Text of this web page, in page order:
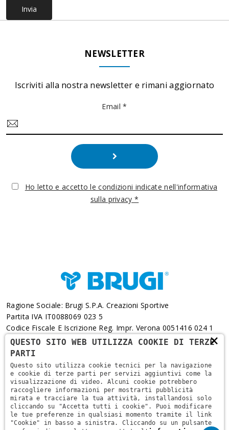
Invia
NEWSLETTER
Iscriviti alla nostra newsletter e rimani aggiornato
Email *
Ho letto e accetto le condizioni indicate nell'informativa
sulla privacy *
Ragione Sociale: Brugi S.p.A. Creazioni Sportive
Partita IVA IT0088069 023 5
Codice Fiscale E Iscrizione Reg. Impr. Verona 0051416 024 1
REA 166179 Verona -Cap. Soc. € 10.000.000 I.v. - Posiz.
Meccanogr. VR 002505
Via L. Pasteur, 6 - 37135 - Verona
+39 045 829 9111
×
QUESTO SITO WEB UTILIZZA COOKIE DI TERZE
PARTI
Questo sito utilizza cookie tecnici per la navigazione
e cookie di terze parti per servizi aggiuntivi come la
visualizzazione di video. Alcuni cookie potrebbero
raccogliere informazioni per mostrarti pubblicità
mirata e tracciare la tua attività, installandosi solo
cliccando su "Accetta tutti i cookie". Puoi modificare
le tue preferenze in qualsiasi momento tramite il link
"Cookie" in basso a sinistra. Cliccando su un pulsante